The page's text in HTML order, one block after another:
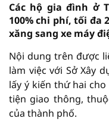
Các hộ gia đình ở
100% chi phí, tối đa
xăng sang xe máy
Nội dung trên được
làm việc với Sở Xây
lấy ý kiến thứ hai
tiện giao thông,
của thành phố.